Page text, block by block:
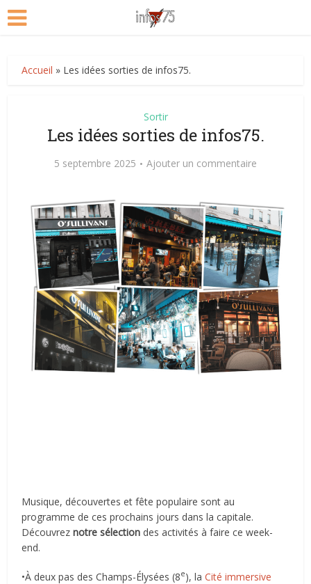
Accueil » Les idées sorties de infos75.
Sortir
Les idées sorties de infos75.
5 septembre 2025 Ajouter un commentaire
Musique, découvertes et fête populaire sont au
programme de ces prochains jours dans la capitale.
Découvreznotre sélection des activités à faire ce week-
end.
•À deux pas des Champs-Élysées (8e), laCité immersive